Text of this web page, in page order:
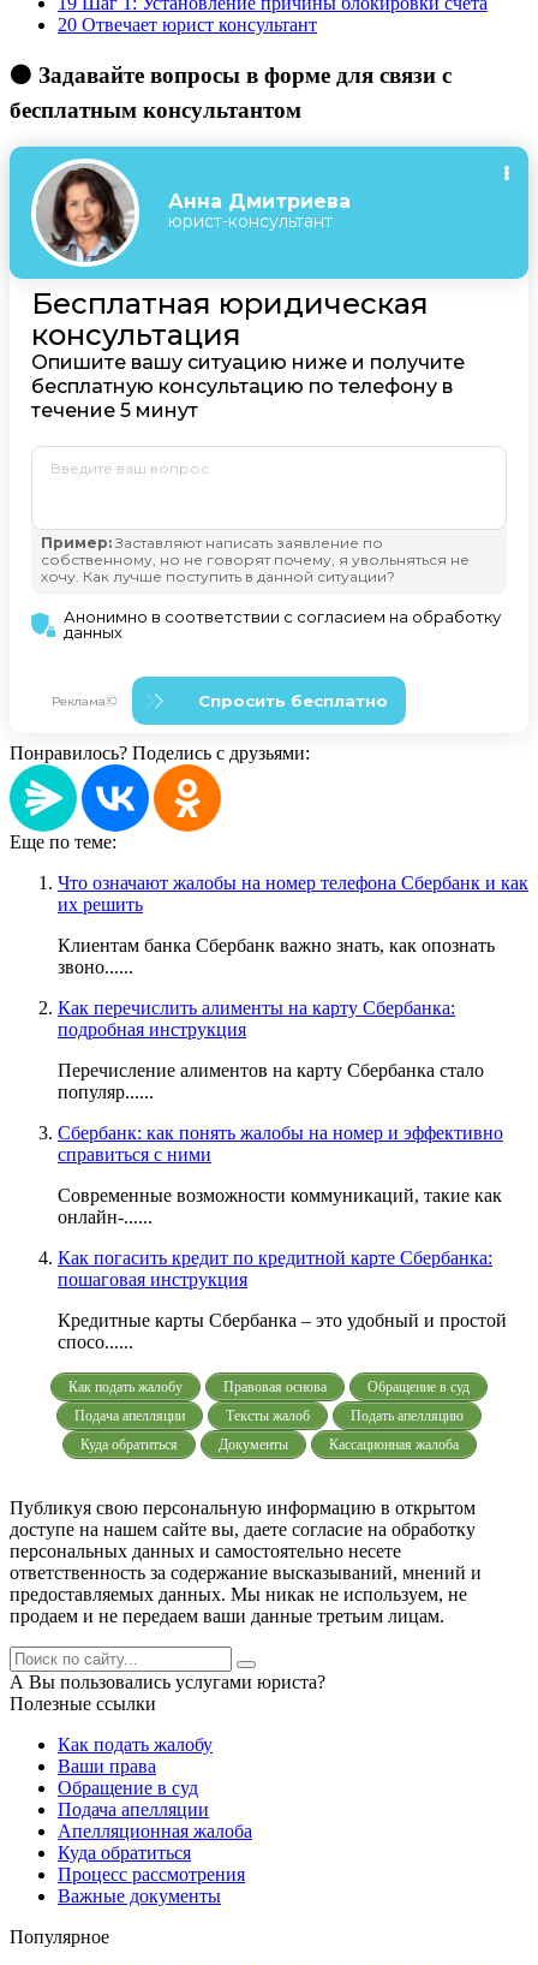
20 Отвечает юрист консультант
🟠 Задавайте вопросы в форме для связи с
бесплатным консультантом
Понравилось? Поделись с друзьями:
Еще по теме:
Что означают жалобы на номер телефона Сбербанк и как
их решить
Клиентам банка Сбербанк важно знать, как опознать
звоно......
Как перечислить алименты на карту Сбербанка:
подробная инструкция
Перечисление алиментов на карту Сбербанка стало
популяр......
Сбербанк: как понять жалобы на номер и эффективно
справиться с ними
Современные возможности коммуникаций, такие как
онлайн-......
Как погасить кредит по кредитной карте Сбербанка:
пошаговая инструкция
Кредитные карты Сбербанка – это удобный и простой
спосо......
Как подать жалобу Правовая основа
Обращение в суд
Подача апелляции
Тексты жалоб
Подать апелляцию
Куда обратиться
Документы Кассационная жалоба
Публикуя свою персональную информацию в открытом
доступе на нашем сайте вы, даете согласие на обработку
персональных данных и самостоятельно несете
ответственность за содержание высказываний, мнений и
предоставляемых данных. Мы никак не используем, не
продаем и не передаем ваши данные третьим лицам.
А Вы пользовались услугами юриста?
Полезные ссылки
Как подать жалобу
Ваши права
Обращение в суд
Подача апелляции
Апелляционная жалоба
Куда обратиться
Процесс рассмотрения
Важные документы
Популярное